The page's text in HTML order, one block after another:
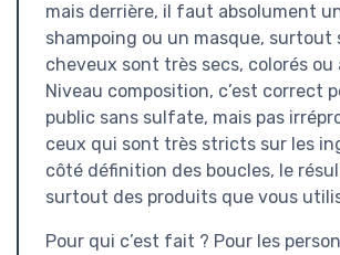
mais derrière, il faut absolument
shampoing ou un masque, surtout
cheveux sont très secs, colorés ou
Niveau composition, c’est correct
public sans sulfate, mais pas
ceux qui sont très stricts sur les
côté définition des boucles, le
surtout des produits que vous
Pour qui c’est fait ? Pour les